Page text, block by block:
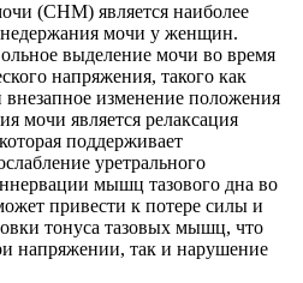
(СНМ) является наиболее
мочи у женщин.
выделение мочи во время
напряжения, такого как
внезапное изменение положения
мочи является релаксация
под­держивает
уретрального
мышц тазового дна во
привести к потере силы и
тонуса тазовых мышц, что
напряжении, так и нарушение